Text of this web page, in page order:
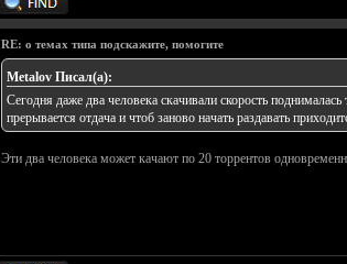
RE: о темах типа подскажите, помогите
Metalov Писал(а):
Сегодня даже два человека скачивали скорость
прерывается отдача и чтоб заново начать раздавать
Эти два человека может качают по 20 торрентов